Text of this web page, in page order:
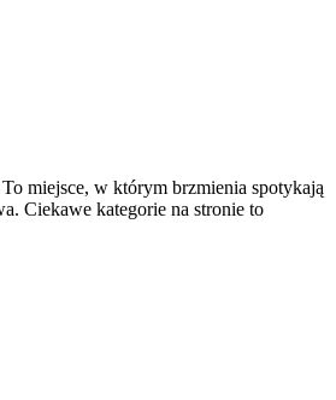
miejsce, w którym brzmienia spotykają
Ciekawe kategorie na stronie to